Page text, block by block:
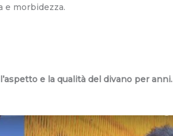
e morbidezza.
e la qualità del divano per anni.